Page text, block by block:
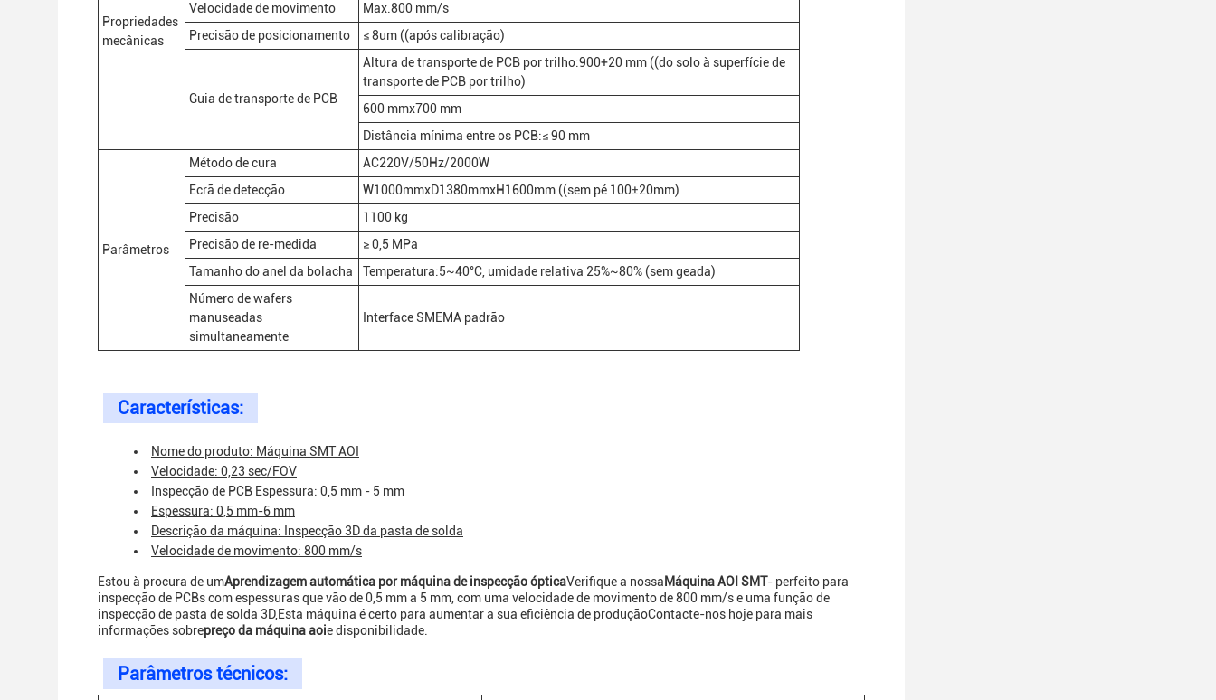
Propriedades
mecânicas
Velocidade de movimento
Max.800 mm/s
Precisão de posicionamento
≤ 8um ((após calibração)
Guia de transporte de PCB
Altura de transporte de PCB por trilho:900+20 mm ((do solo à superfície de
transporte de PCB por trilho)
600 mmx700 mm
Distância mínima entre os PCB:≤ 90 mm
Parâmetros
Método de cura
AC220V/50Hz/2000W
Ecrã de detecção
W1000mmxD1380mmxH1600mm ((sem pé 100±20mm)
Precisão
1100 kg
Precisão de re-medida
≥ 0,5 MPa
Tamanho do anel da bolacha
Temperatura:5~40°C, umidade relativa 25%~80% (sem geada)
Número de wafers
manuseadas
simultaneamente
Interface SMEMA padrão
Características:
Nome do produto: Máquina SMT AOI
Velocidade: 0,23 sec/FOV
Inspecção de PCB Espessura: 0,5 mm - 5 mm
Espessura: 0,5 mm-6 mm
Descrição da máquina: Inspecção 3D da pasta de solda
Velocidade de movimento: 800 mm/s
Estou à procura de umAprendizagem automática por máquina de inspecção ópticaVerifique a nossaMáquina AOI SMT- perfeito para
inspecção de PCBs com espessuras que vão de 0,5 mm a 5 mm, com uma velocidade de movimento de 800 mm/s e uma função de
inspecção de pasta de solda 3D,Esta máquina é certo para aumentar a sua eficiência de produçãoContacte-nos hoje para mais
informações sobrepreço da máquina aoie disponibilidade.
Parâmetros técnicos: